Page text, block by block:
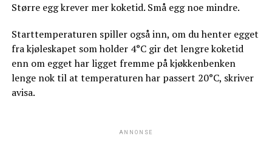
Større egg krever mer koketid. Små egg noe mindre.
Starttemperaturen spiller også inn, om du henter egget
fra kjøleskapet som holder 4°C gir det lengre koketid
enn om egget har ligget fremme på kjøkkenbenken
lenge nok til at temperaturen har passert 20°C, skriver
avisa.
ANNONSE